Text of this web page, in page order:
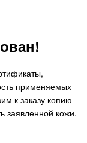
применяемых
к заказу копию
заявленной кожи.